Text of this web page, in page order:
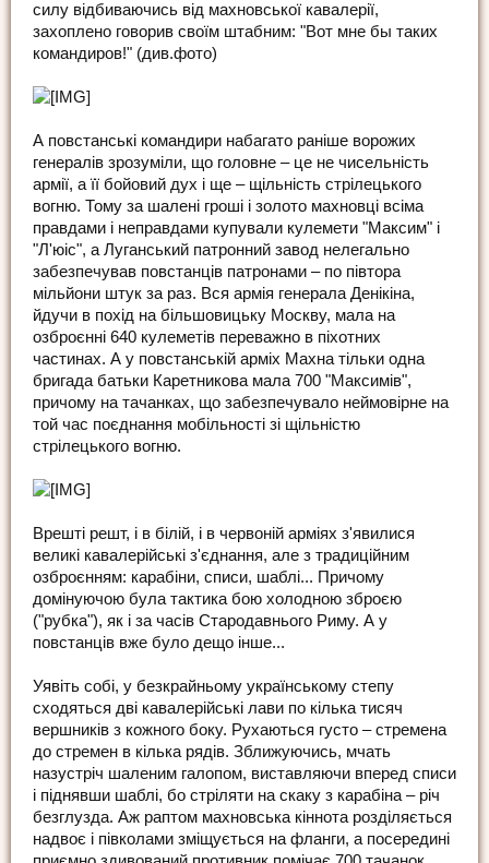
силу відбиваючись від махновської кавалерії,
захоплено говорив своїм штабним: "Вот мне бы таких
командиров!" (див.фото)
А повстанські командири набагато раніше ворожих
генералів зрозуміли, що головне – це не чисельність
армії, а її бойовий дух і ще – щільність стрілецького
вогню. Тому за шалені гроші і золото махновці всіма
правдами і неправдами купували кулемети "Максим" і
"Л'юіс", а Луганський патронний завод нелегально
забезпечував повстанців патронами – по півтора
мільйони штук за раз. Вся армія генерала Денікіна,
йдучи в похід на більшовицьку Москву, мала на
озброєнні 640 кулеметів переважно в піхотних
частинах. А у повстанській арміх Махна тільки одна
бригада батьки Каретникова мала 700 "Максимів",
причому на тачанках, що забезпечувало неймовірне на
той час поєднання мобільності зі щільністю
стрілецького вогню.
Врешті решт, і в білій, і в червоній арміях з'явилися
великі кавалерійські з'єднання, але з традиційним
озброєнням: карабіни, списи, шаблі... Причому
домінуючою була тактика бою холодною зброєю
("рубка"), як і за часів Стародавнього Риму. А у
повстанців вже було дещо інше...
Уявіть собі, у безкрайньому українському степу
сходяться дві кавалерійські лави по кілька тисяч
вершників з кожного боку. Рухаються густо – стремена
до стремен в кілька рядів. Зближуючись, мчать
назустріч шаленим галопом, виставляючи вперед списи
і піднявши шаблі, бо стріляти на скаку з карабіна – річ
безглузда. Аж раптом махновська кіннота розділяється
надвоє і півколами зміщується на фланги, а посередині